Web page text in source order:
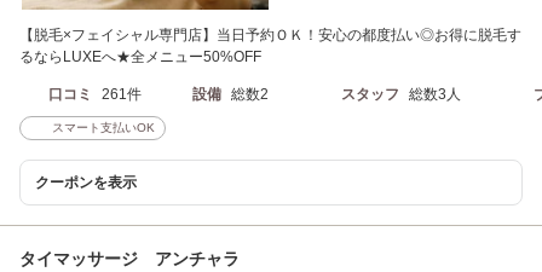
【脱毛×フェイシャル専門店】当日予約ＯＫ！安心の都度払い◎お得に脱毛す
るならLUXEへ★全メニュー50%OFF
口コミ 261件 設備 総数2 スタッフ 総数3人
スマート支払いOK
クーポンを表示
タイマッサージ アンチャラ